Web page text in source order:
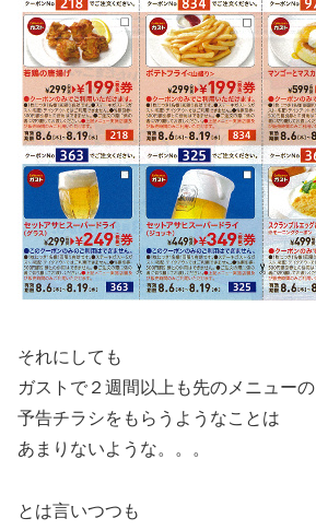
それにしても
ガストで２週間以上も先のメニューの
予告チラシをもらうようなことは
あまりないような。。。
とは言いつつも